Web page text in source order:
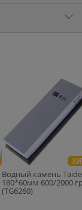
Водный камень
180*60мм 600/2000
(TG6260)